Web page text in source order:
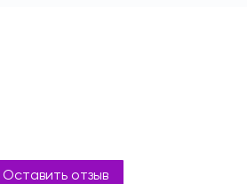
Оставить отзыв